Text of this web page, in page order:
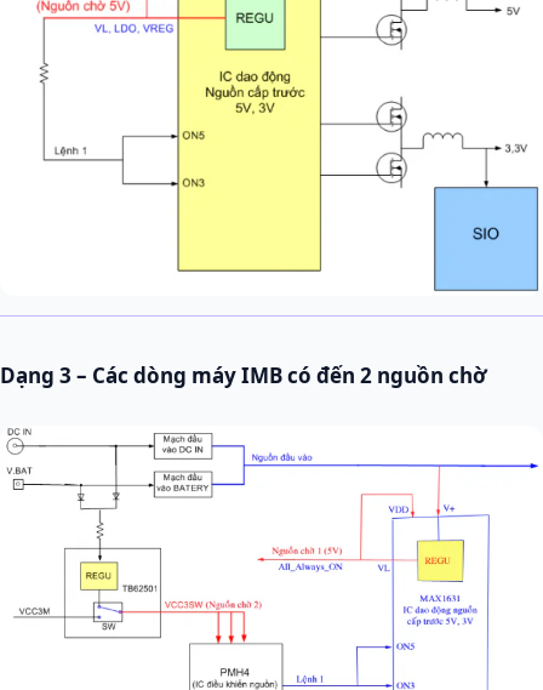
Dạng 3 – Các dòng máy IMB có đến 2 nguồn chờ